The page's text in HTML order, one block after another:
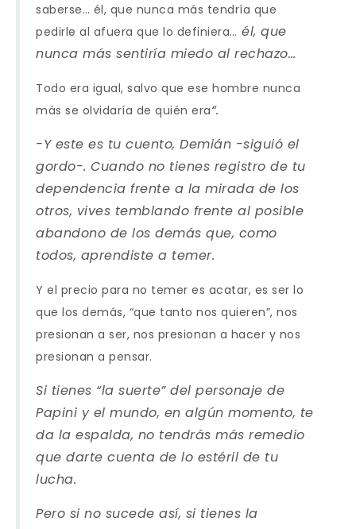
saberse… él, que nunca más tendría que
pedirle al afuera que lo definiera… él, que
nunca más sentiría miedo al rechazo…
Todo era igual, salvo que ese hombre nunca
más se olvidaría de quién era“.
-Y este es tu cuento, Demián -siguió el
gordo-. Cuando no tienes registro de tu
dependencia frente a la mirada de los
otros, vives temblando frente al posible
abandono de los demás que, como
todos, aprendiste a temer.
Y el precio para no temer es acatar, es ser lo
que los demás, “que tanto nos quieren”, nos
presionan a ser, nos presionan a hacer y nos
presionan a pensar.
Si tienes “la suerte” del personaje de
Papini y el mundo, en algún momento, te
da la espalda, no tendrás más remedio
que darte cuenta de lo estéril de tu
lucha.
Pero si no sucede así, si tienes la